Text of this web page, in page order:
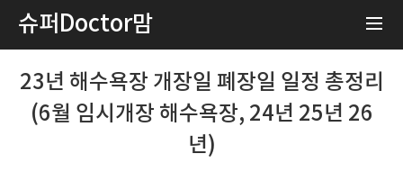
슈퍼Doctor맘
23년 해수욕장 개장일 폐장일 일정 총정리
(6월 임시개장 해수욕장, 24년 25년 26
년)